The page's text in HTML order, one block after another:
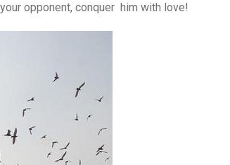
opponent, conquer him with love!